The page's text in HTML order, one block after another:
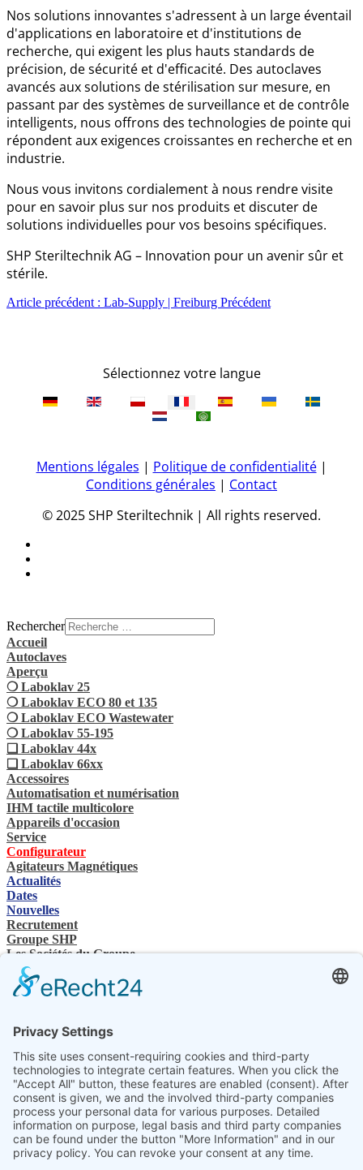
Nos solutions innovantes s'adressent à un large éventail
d'applications en laboratoire et d'institutions de
recherche, qui exigent les plus hauts standards de
précision, de sécurité et d'efficacité. Des autoclaves
avancés aux solutions de stérilisation sur mesure, en
passant par des systèmes de surveillance et de contrôle
intelligents, nous offrons des technologies de pointe qui
répondent aux exigences croissantes en recherche et en
industrie.
Nous vous invitons cordialement à nous rendre visite
pour en savoir plus sur nos produits et discuter de
solutions individuelles pour vos besoins spécifiques.
SHP Steriltechnik AG – Innovation pour un avenir sûr et
stérile.
Article précédent : Lab-Supply | Freiburg Précédent
Sélectionnez votre langue
Mentions légales | Politique de confidentialité|
Conditions générales | Contact
© 2025 SHP Steriltechnik | All rights reserved.
Rechercher
Accueil
Autoclaves
Aperçu
❍ Laboklav 25
❍ Laboklav ECO 80 et 135
❍ Laboklav ECO Wastewater
❍ Laboklav 55-195
❏ Laboklav 44x
❏ Laboklav 66xx
Accessoires
Automatisation et numérisation
IHM tactile multicolore
Appareils d'occasion
Service
Configurateur
Agitateurs Magnétiques
Actualités
Dates
Nouvelles
Recrutement
Groupe SHP
Les Sociétés du Groupe
Contacts
Nous contactez
Revendeurs spécialisés
Téléchargements SHP
Sélectionnez votre langue
DE
EN
PL